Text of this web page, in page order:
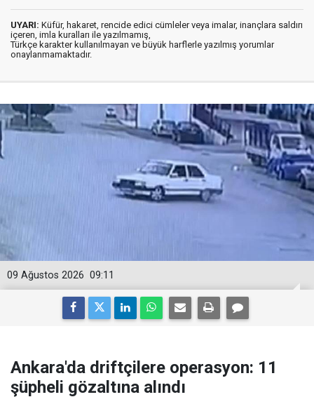
UYARI: Küfür, hakaret, rencide edici cümleler veya imalar, inançlara saldırı
içeren, imla kuralları ile yazılmamış,
Türkçe karakter kullanılmayan ve büyük harflerle yazılmış yorumlar
onaylanmamaktadır.
09:11
09 Ağustos 2026
Ankara'da driftçilere operasyon: 11
şüpheli gözaltına alındı